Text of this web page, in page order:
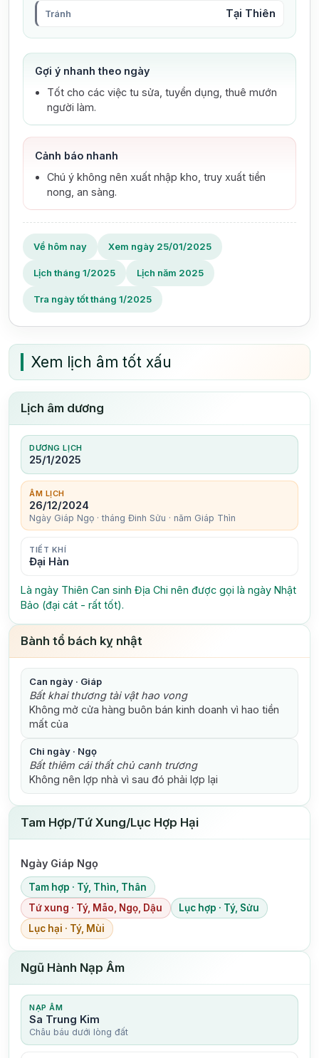
Tránh Tại Thiên
Gợi ý nhanh theo ngày
Tốt cho các việc tu sửa, tuyển dụng, thuê mướn
người làm.
Cảnh báo nhanh
Chú ý không nên xuất nhập kho, truy xuất tiền
nong, an sàng.
Về hôm nay Xem ngày 25/01/2025
Lịch tháng 1/2025 Lịch năm 2025
Tra ngày tốt tháng 1/2025
Xem lịch âm tốt xấu
Lịch âm dương
DƯƠNG LỊCH
25/1/2025
ÂM LỊCH
26/12/2024
Ngày Giáp Ngọ · tháng Đinh Sửu · năm Giáp Thìn
TIẾT KHÍ
Đại Hàn
Là ngày Thiên Can sinh Địa Chi nên được gọi là ngày Nhật
Bảo (đại cát - rất tốt).
Bành tổ bách kỵ nhật
Can ngày · Giáp
Bất khai thương tài vật hao vong
Không mở cửa hàng buôn bán kinh doanh vì hao tiền
mất của
Chi ngày · Ngọ
Bất thiêm cái thất chủ canh trương
Không nên lợp nhà vì sau đó phải lợp lại
Tam Hợp/Tứ Xung/Lục Hợp Hại
Ngày Giáp Ngọ
Tam hợp · Tý, Thìn, Thân
Tứ xung · Tý, Mão, Ngọ, Dậu
Lục hợp · Tý, Sửu
Lục hại · Tý, Mùi
Ngũ Hành Nạp Âm
NẠP ÂM
Sa Trung Kim
Châu báu dưới lòng đất